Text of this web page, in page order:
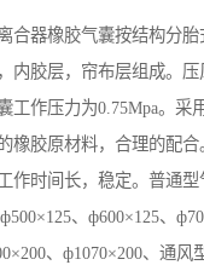
合器橡胶气囊按结构分
内胶层，帘布层组成。
工作压力为0.75Mpa。采
橡胶原材料，合理的配合
作时间长，稳定。普通型
、ф600×125、
、ф1070×200、通风